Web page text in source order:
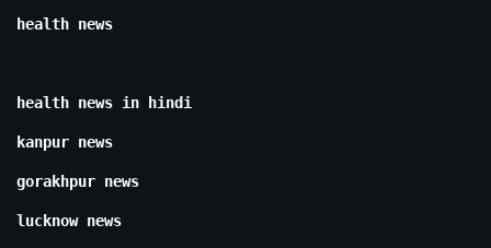
health news
health news in hindi
kanpur news
gorakhpur news
lucknow news